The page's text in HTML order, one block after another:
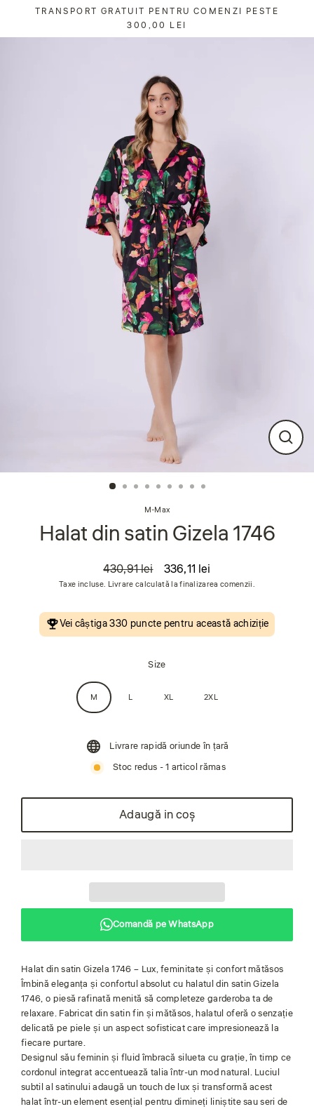
conținut
TRANSPORT GRATUIT PENTRU COMENZI PESTE
300,00 LEI
M-Max
Halat din satin Gizela 1746
Preț
obișnuit
430,91 leiPreț
de
336,11 lei
Taxe incluse. Livrare calculată la finalizarea comenzii.
Vei câștiga330 puncte pentru această achiziție
Size
M L XL 2XL
Livrare rapidă oriunde în țară
Stoc redus - 1 articol rămas
Adaugă in coş
Comandă pe WhatsApp
Halat din satin Gizela 1746 – Lux, feminitate și confort mătăsos
Îmbină eleganța și confortul absolut cu halatul din satin Gizela
1746, o piesă rafinată menită să completeze garderoba ta de
relaxare. Fabricat din satin fin și mătăsos, halatul oferă o senzație
delicată pe piele și un aspect sofisticat care impresionează la
fiecare purtare.
Designul său feminin și fluid îmbracă silueta cu grație, în timp ce
cordonul integrat accentuează talia într-un mod natural. Luciul
subtil al satinului adaugă un touch de lux și transformă acest
halat într-un element esențial pentru dimineți liniștite sau seri de